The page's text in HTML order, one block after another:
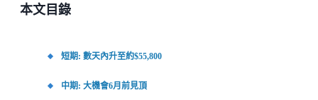
本文目錄
短期: 數天內升至約$55,800
中期: 大機會6月前見頂